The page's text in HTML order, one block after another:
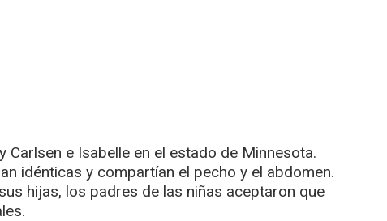
Carlsen e Isabelle en el estado de Minnesota.
idénticas y compartían el pecho y el abdomen.
hijas, los padres de las niñas aceptaron que